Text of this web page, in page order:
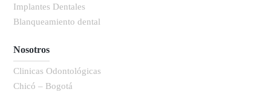
Implantes Dentales
Blanqueamiento dental
Nosotros
Clinicas Odontológicas
Chicó – Bogotá